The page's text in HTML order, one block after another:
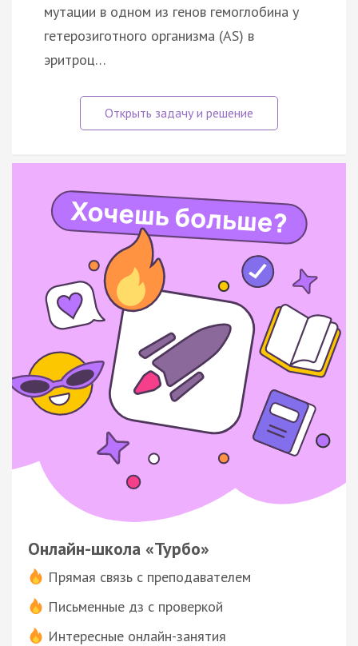
мутации в одном из генов гемоглобина у
гетерозиготного организма (АS) в
эритроц…
Онлайн-школа «Турбо»
Прямая связь с преподавателем
Письменные дз с проверкой
Интересные онлайн-занятия